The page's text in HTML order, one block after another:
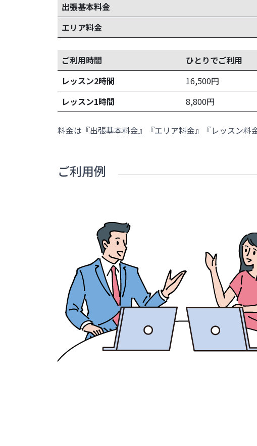
出張基本料金
エリア料金
ご利用時間 ひとりでご利用
レッスン2時間
16,500円
レッスン1時間
8,800円
料金は『出張基本料金』『エリア料金』『レッスン料
ご利用例